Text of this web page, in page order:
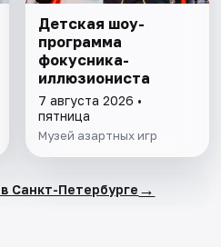
Детская шоу-
программа
фокусника-
иллюзиониста
7 августа 2026 •
пятница
Музей азартных игр
Санкт-Петербурге →